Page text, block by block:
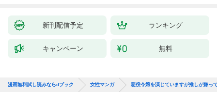
新刊配信予定 ランキング
キャンペーン 無料
漫画無料試し読みならdブック 女性マンガ 悪役令嬢を演じていますが推しが嫌っ